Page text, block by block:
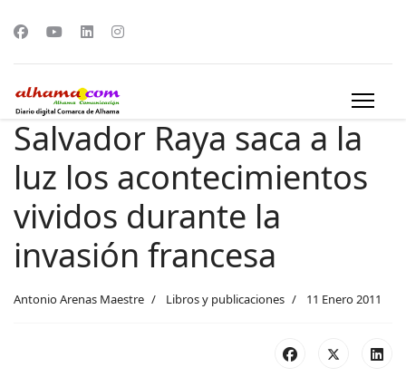
Salvador Raya saca a la
luz los acontecimientos
vividos durante la
invasión francesa
Antonio Arenas Maestre Libros y publicaciones 11 Enero 2011